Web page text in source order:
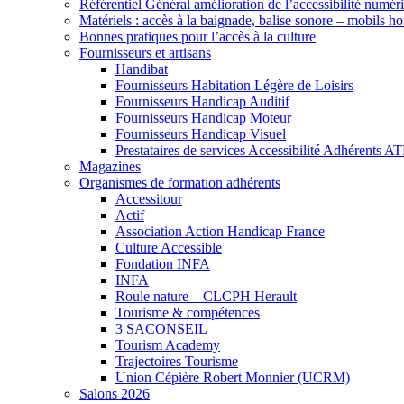
Référentiel Général amélioration de l’accessibilité
Matériels : accès à la baignade, balise sonore – mobils
Bonnes pratiques pour l’accès à la culture
Fournisseurs et artisans
Handibat
Fournisseurs Habitation Légère de Loisirs
Fournisseurs Handicap Auditif
Fournisseurs Handicap Moteur
Fournisseurs Handicap Visuel
Prestataires de services Accessibilité Adhérents
Magazines
Organismes de formation adhérents
Accessitour
Actif
Association Action Handicap France
Culture Accessible
Fondation INFA
INFA
Roule nature – CLCPH Herault
Tourisme & compétences
3 SACONSEIL
Tourism Academy
Trajectoires Tourisme
Union Cépière Robert Monnier (UCRM)
Salons 2026